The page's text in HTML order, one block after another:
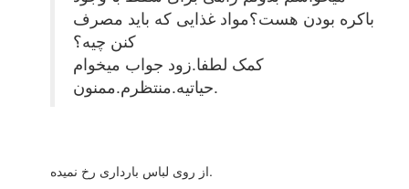
باکره بودن هست؟مواد غذایی که باید مصرف
کنن چیه؟
کمک لطفا.زود جواب میخوام
حیاتیه.منتظرم.ممنون.
از روی لباس بارداری رخ نمیده.